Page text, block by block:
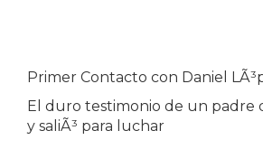
Primer Contacto con Daniel
El duro testimonio de un padre
y saliÃ³ para luchar